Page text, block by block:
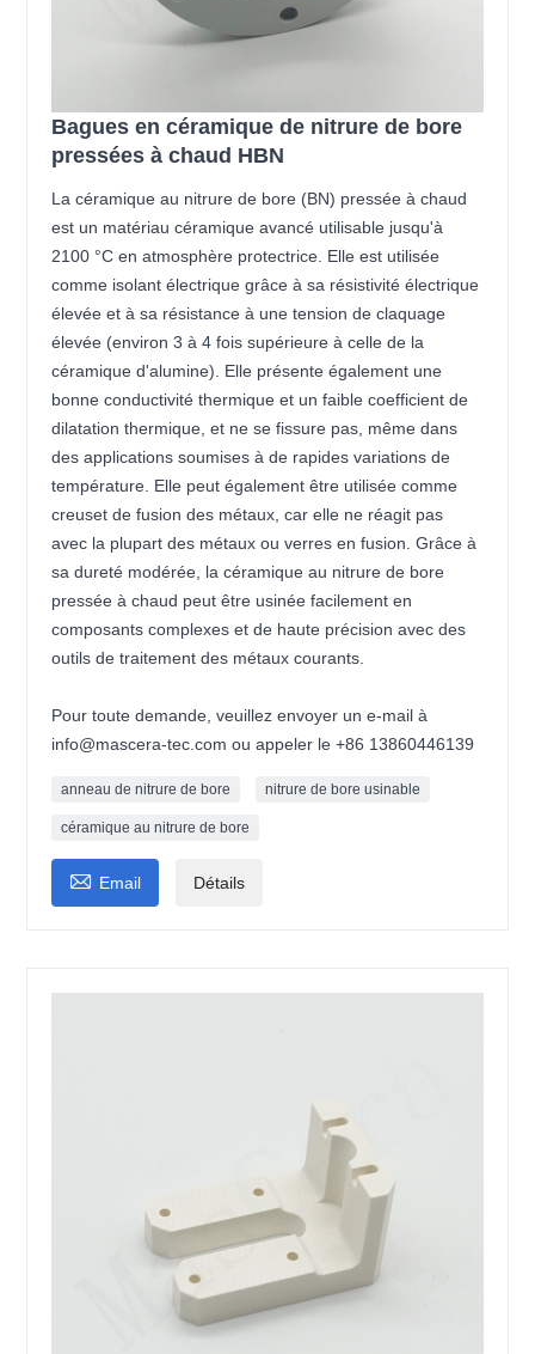
Bagues en céramique de nitrure de bore
pressées à chaud HBN
La céramique au nitrure de bore (BN) pressée à chaud
est un matériau céramique avancé utilisable jusqu'à
2100 °C en atmosphère protectrice. Elle est utilisée
comme isolant électrique grâce à sa résistivité électrique
élevée et à sa résistance à une tension de claquage
élevée (environ 3 à 4 fois supérieure à celle de la
céramique d'alumine). Elle présente également une
bonne conductivité thermique et un faible coefficient de
dilatation thermique, et ne se fissure pas, même dans
des applications soumises à de rapides variations de
température. Elle peut également être utilisée comme
creuset de fusion des métaux, car elle ne réagit pas
avec la plupart des métaux ou verres en fusion. Grâce à
sa dureté modérée, la céramique au nitrure de bore
pressée à chaud peut être usinée facilement en
composants complexes et de haute précision avec des
outils de traitement des métaux courants.
Pour toute demande, veuillez envoyer un e-mail à
info@mascera-tec.com ou appeler le +86 13860446139
anneau de nitrure de bore nitrure de bore usinable
céramique au nitrure de bore
 Email Détails